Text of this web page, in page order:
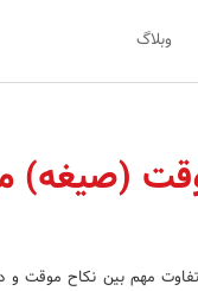
وبلاگ
(صیغه)
تفاوت مهم بین نکاح موقت و